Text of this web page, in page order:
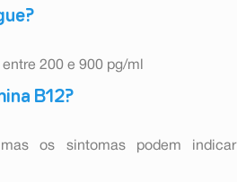
200 e 900 pg/ml
B12?
os sintomas podem indicar